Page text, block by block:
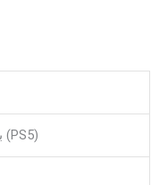
بلايستيشن 5 (PS5)